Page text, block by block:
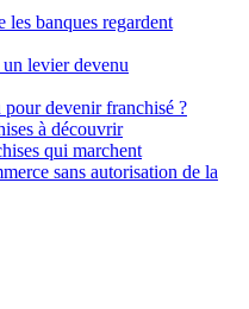
les banques regardent
levier devenu
devenir franchisé ?
à découvrir
qui marchent
sans autorisation de la